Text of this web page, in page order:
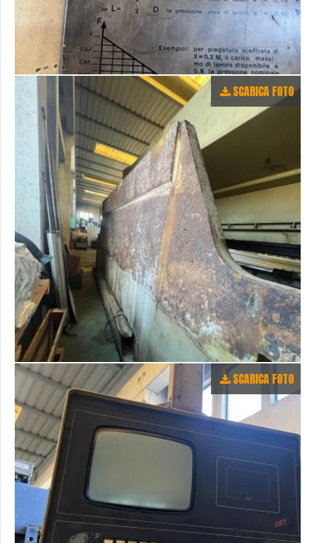
SCARICA FOTO
SCARICA FOTO